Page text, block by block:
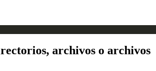
archivos o archivos